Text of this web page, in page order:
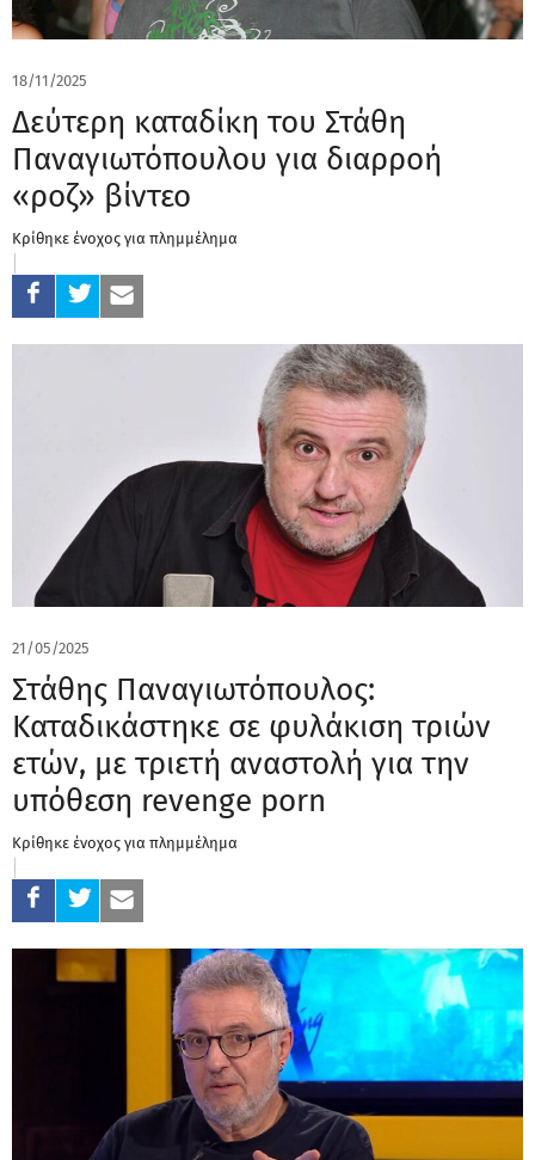
18/11/2025
Δεύτερη καταδίκη του Στάθη
Παναγιωτόπουλου για διαρροή
«ροζ» βίντεο
Κρίθηκε ένοχος για πλημμέλημα
21/05/2025
Στάθης Παναγιωτόπουλος:
Καταδικάστηκε σε φυλάκιση τριών
ετών, με τριετή αναστολή για την
υπόθεση revenge porn
Κρίθηκε ένοχος για πλημμέλημα